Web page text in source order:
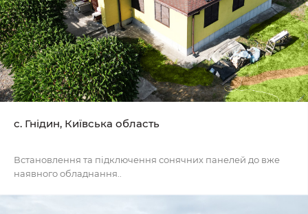
с. Гнідин, Київська область
Встановлення та підключення сонячних панелей до вже
наявного обладнання..